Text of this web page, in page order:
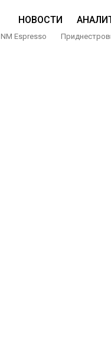
НОВОСТИ
NM Espresso